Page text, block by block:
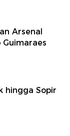
Arsenal
hingga Sopir